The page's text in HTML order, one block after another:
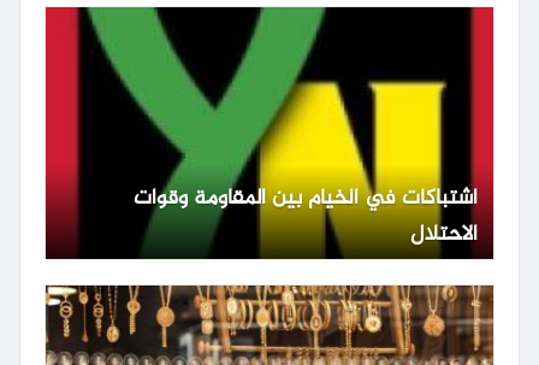
اشتباكات في الخيام بين المقاومة وقوات
الاحتلال